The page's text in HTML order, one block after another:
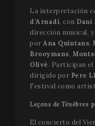
La interpretación
d’Arnadí, con Dani
dirección musical,
por Ana Quintans,
Brooymans,
Olivé. Participan el
dirigido por Pere
Festival como
Leçons de Ténèbres
El concierto del